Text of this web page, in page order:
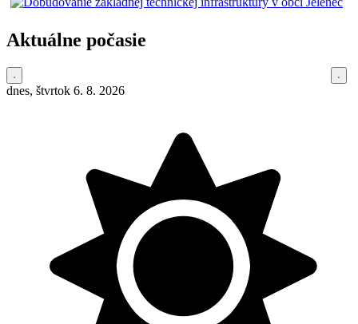
Aktuálne počasie
dnes, štvrtok 6. 8. 2026